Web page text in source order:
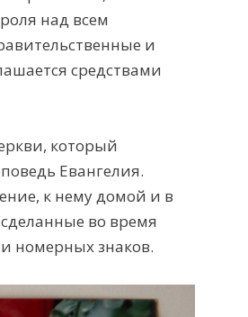
над всем
и
средствами
который
Евангелия.
к нему домой и в
во время
номерных знаков.